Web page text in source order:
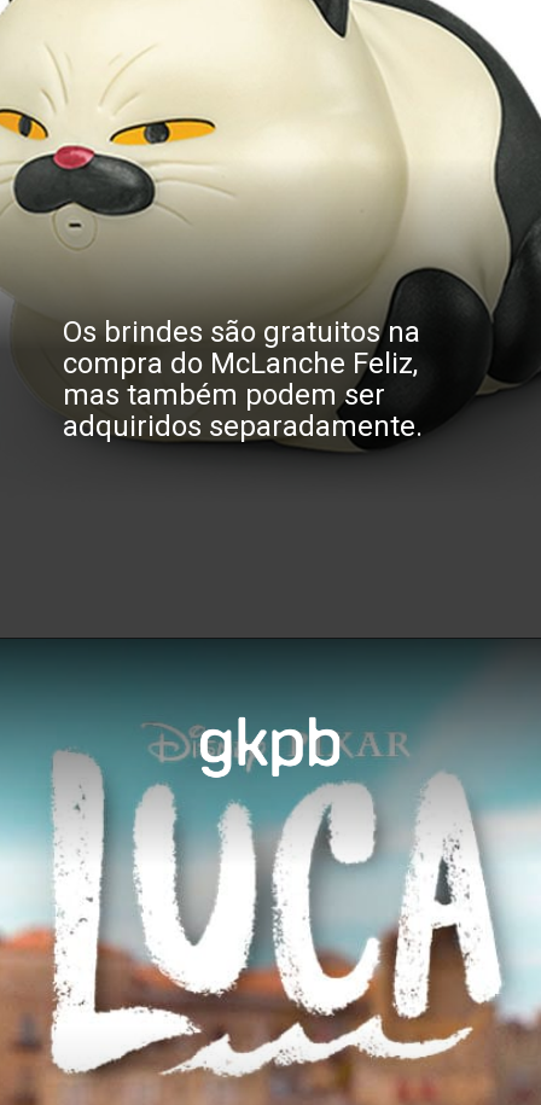
Os brindes são gratuitos na
compra do McLanche Feliz,
mas também podem ser
adquiridos separadamente.